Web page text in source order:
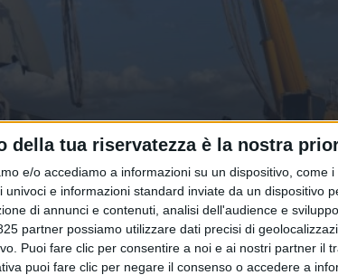
della tua riservatezza è la nostra
e/o accediamo a informazioni su un dispositivo, come
e informazioni standard inviate da un dispositivo
di annunci e contenuti, analisi dell'audience e
partner possiamo utilizzare dati precisi di
Puoi fare clic per consentire a noi e ai nostri partner il
puoi fare clic per negare il consenso o accedere a
la stazione lunare